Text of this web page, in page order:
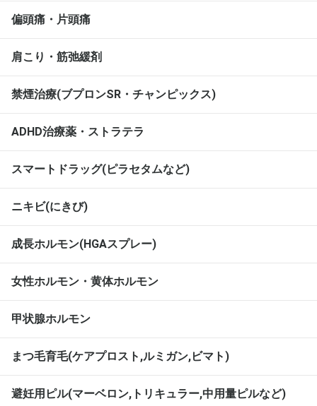
偏頭痛・片頭痛
肩こり・筋弛緩剤
禁煙治療(ブプロンSR・チャンピックス)
ADHD治療薬・ストラテラ
スマートドラッグ(ピラセタムなど)
ニキビ(にきび)
成長ホルモン(HGAスプレー)
女性ホルモン・黄体ホルモン
甲状腺ホルモン
まつ毛育毛(ケアプロスト,ルミガン,ビマト)
避妊用ピル(マーベロン,トリキュラー,中用量ピルなど)